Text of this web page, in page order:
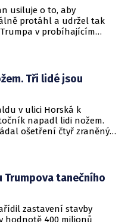
usiluje o to, aby
protáhl a udržel tak
v probíhajícím
Cartera.Tři lidé jsou
v ulici Horská k
napadl lidi nožem.
ošetření čtyř zraněných
tanečního
zastavení stavby
hodnotě 400 milionů